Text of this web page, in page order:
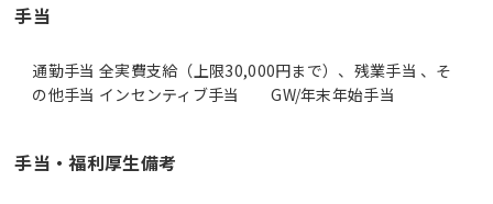
手当
通勤手当 全実費支給（上限30,000円まで）、残業手当 、そ
の他手当 インセンティブ手当 GW/年末年始手当
手当・福利厚生備考